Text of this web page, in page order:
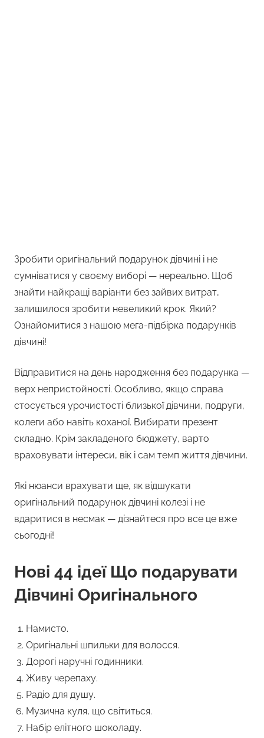
Зробити оригінальний подарунок дівчині і не
сумніватися у своєму виборі — нереально. Щоб
знайти найкращі варіанти без зайвих витрат,
залишилося зробити невеликий крок. Який?
Ознайомитися з нашою мега-підбірка подарунків
дівчині!
Відправитися на день народження без подарунка —
верх непристойності. Особливо, якщо справа
стосується урочистості близької дівчини, подруги,
колеги або навіть коханої. Вибирати презент
складно. Крім закладеного бюджету, варто
враховувати інтереси, вік і сам темп життя дівчини.
Які нюанси врахувати ще, як відшукати
оригінальний подарунок дівчині колезі і не
вдаритися в несмак — дізнайтеся про все це вже
сьогодні!
Нові 44 ідеї Що подарувати
Дівчині Оригінального
Намисто.
Оригінальні шпильки для волосся.
Дорогі наручні годинники.
Живу черепаху.
Радіо для душу.
Музична куля, що світиться.
Набір елітного шоколаду.